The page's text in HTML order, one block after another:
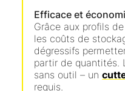
Efficace et
Grâce aux profils
les coûts de
dégressifs
partir de quantités.
sans outil – un
requis.